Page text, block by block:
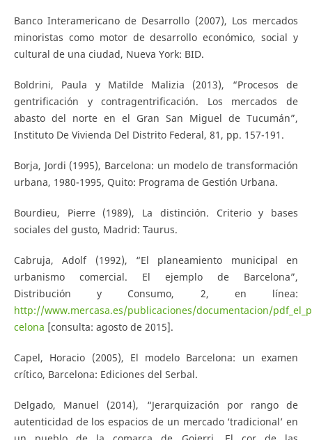
Banco Interamericano de Desarrollo (2007), Los mercados
minoristas como motor de desarrollo económico, social y
cultural de una ciudad, Nueva York: BID.
Boldrini, Paula y Matilde Malizia (2013), “Procesos de
gentrificación y contragentrificación. Los mercados de
abasto del norte en el Gran San Miguel de Tucumán”,
Instituto De Vivienda Del Distrito Federal, 81, pp. 157-191.
Borja, Jordi (1995), Barcelona: un modelo de transformación
urbana, 1980-1995, Quito: Programa de Gestión Urbana.
Bourdieu, Pierre (1989), La distinción. Criterio y bases
sociales del gusto, Madrid: Taurus.
Cabruja, Adolf (1992), “El planeamiento municipal en
urbanismo comercial. El ejemplo de Barcelona”,
Distribución y Consumo, 2, en línea:
http://www.mercasa.es/publicaciones/documentacion/
celona [consulta: agosto de 2015].
Capel, Horacio (2005), El modelo Barcelona: un examen
crítico, Barcelona: Ediciones del Serbal.
Delgado, Manuel (2014), “Jerarquización por rango de
autenticidad de los espacios de un mercado ‘tradicional’ en